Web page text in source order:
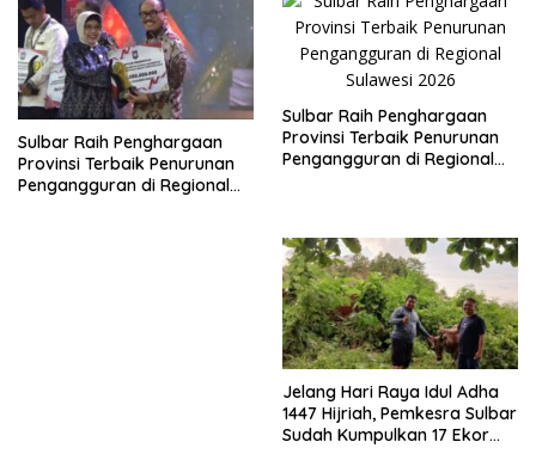
Sulbar Raih Penghargaan
Provinsi Terbaik Penurunan
Pengangguran di Regional
Sulbar Raih Penghargaan
Provinsi Terbaik Penurunan
Pengangguran di Regional
Jelang Hari Raya Idul Adha
1447 Hijriah, Pemkesra Sulbar
Sudah Kumpulkan 17 Ekor